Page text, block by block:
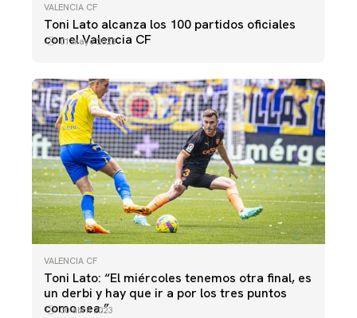
VALENCIA CF
Toni Lato alcanza los 100 partidos oficiales
con el Valencia CF
01 mayo 2023
VALENCIA CF
Toni Lato: “El miércoles tenemos otra final, es
un derbi y hay que ir a por los tres puntos
como sea.”
30 abril 2023